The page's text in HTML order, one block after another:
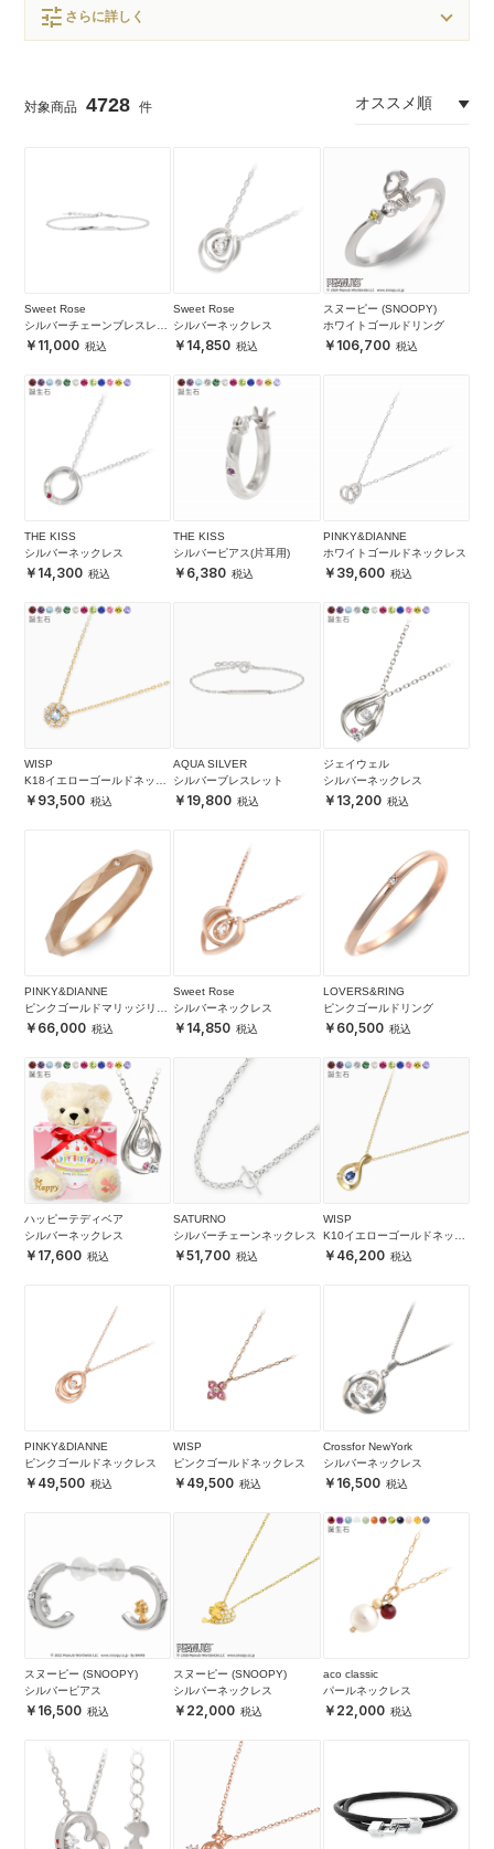
tune さらに詳しく
4728
Sweet Rose
シルバーチェーンブレスレッ
ト 11,000
Sweet Rose
シルバーネックレス
14,850
スヌーピー (SNOOPY)
ホワイトゴールドリング
106,700
THE KISS
シルバーネックレス
14,300
THE KISS
シルバーピアス(片耳用)
6,380
PINKY&DIANNE
ホワイトゴールドネックレス
39,600
WISP
K18イエローゴールドネック
レス93,500
AQUA SILVER
シルバーブレスレット
19,800
ジェイウェル
シルバーネックレス
13,200
PINKY&DIANNE
ピンクゴールドマリッジリン
グ 66,000
Sweet Rose
シルバーネックレス
14,850
LOVERS&RING
ピンクゴールドリング
60,500
ハッピーテディベア
シルバーネックレス
17,600
SATURNO
シルバーチェーンネックレス
51,700
WISP
K10イエローゴールドネック
レス46,200
PINKY&DIANNE
ピンクゴールドネックレス
49,500
WISP
ピンクゴールドネックレス
49,500
Crossfor NewYork
シルバーネックレス
16,500
スヌーピー (SNOOPY)
シルバーピアス
16,500
スヌーピー (SNOOPY)
シルバーネックレス
22,000
aco classic
パールネックレス
22,000